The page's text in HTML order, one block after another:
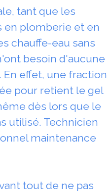
tant que les
en plomberie et en
chauffe-eau sans
besoin d'aucune
effet, une fraction
pour retient le gel
dès lors que le
utilisé. Technicien
maintenance
tout de ne pas